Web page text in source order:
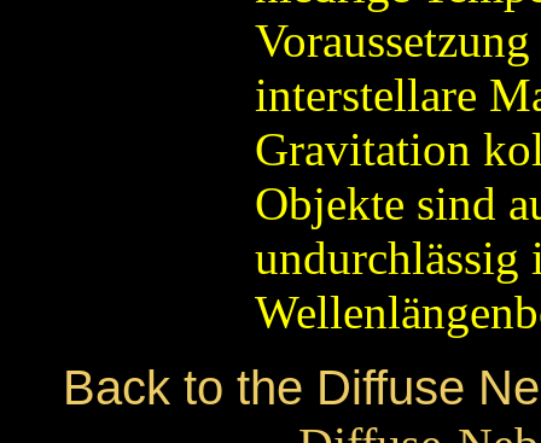
interstellare
Gravitation
Objekte sind
undurchlässig
Back to the Diffuse